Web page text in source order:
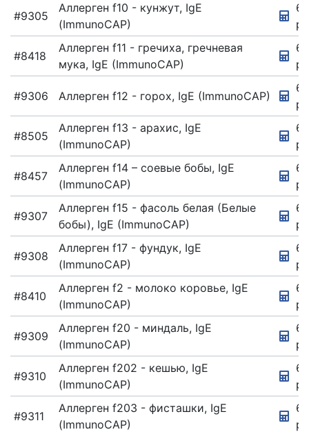
#9305
Аллерген f10 - кунжут, IgE
(ImmunoCAP)
#8418
Аллерген f11 - гречиха, гречневая
мука, IgE (ImmunoCAP)
#9306 Аллерген f12 - горох, IgE (ImmunoCAP)
#8505
Аллерген f13 - арахис, IgE
(ImmunoCAP)
#8457
Аллерген f14 – соевые бобы, IgE
(ImmunoCAP)
#9307
Аллерген f15 - фасоль белая (Белые
бобы), IgE (ImmunoCAP)
#9308
Аллерген f17 - фундук, IgE
(ImmunoCAP)
#8410
Аллерген f2 - молоко коровье, IgE
(ImmunoCAP)
#9309
Аллерген f20 - миндаль, IgE
(ImmunoCAP)
#9310
Аллерген f202 - кешью, IgE
(ImmunoCAP)
#9311
Аллерген f203 - фисташки, IgE
(ImmunoCAP)